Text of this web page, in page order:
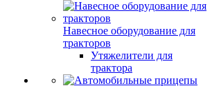
Навесное оборудование для
тракторов
Утяжелители для
трактора